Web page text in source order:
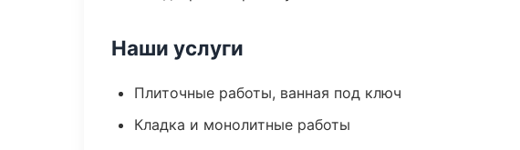
Наши услуги
Плиточные работы, ванная под ключ
Кладка и монолитные работы